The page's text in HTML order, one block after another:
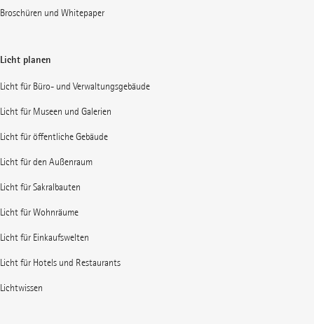
Broschüren und Whitepaper
Licht planen
Licht für Büro- und Verwaltungsgebäude
Licht für Museen und Galerien
Licht für öffentliche Gebäude
Licht für den Außenraum
Licht für Sakralbauten
Licht für Wohnräume
Licht für Einkaufswelten
Licht für Hotels und Restaurants
Lichtwissen